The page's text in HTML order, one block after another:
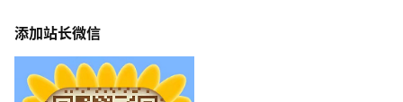
添加站长微信